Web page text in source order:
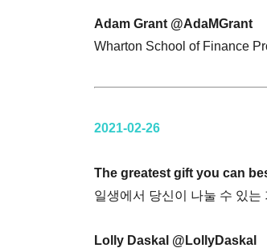
Adam Grant @AdaMGrant
Wharton School of Finance
2021-02-26
The greatest gift you can
일생에서 당신이 나눌 수 있
Lolly Daskal @LollyDaskal